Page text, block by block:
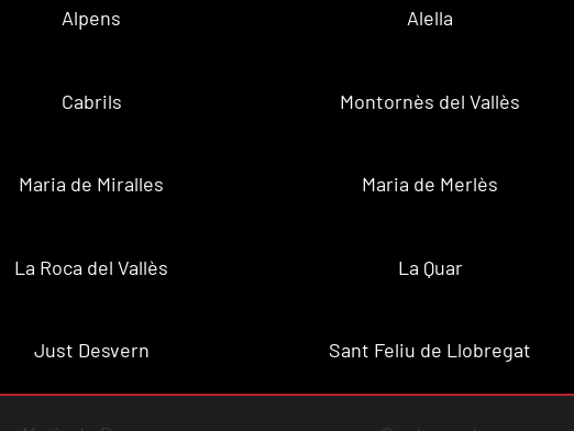
Alpens Alella
Cabrils Montornès del Vallès
Maria de Miralles Maria de Merlès
La Roca del Vallès La Quar
Just Desvern Sant Feliu de Llobregat